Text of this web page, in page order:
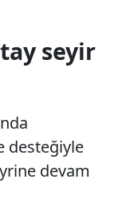
seyir
desteğiyle
devam